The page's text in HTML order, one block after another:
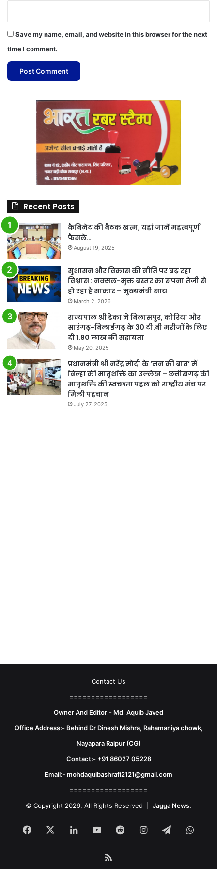
Save my name, email, and website in this browser for the next
time I comment.
Recent Posts
कैबिनेट की बैठक खत्म, यहां जानें महत्वपूर्ण
फैसले…
August 19, 2025
सुशासन और विकास की नीति पर बढ़ रहा
विश्वास : नक्सल-मुक्त बस्तर का सपना तेजी से
हो रहा है साकार – मुख्यमंत्री साय
March 2, 2026
राज्यपाल श्री डेका ने बिलासपुर, कोरिया और
सारंगढ़-बिलाईगढ़ के 30 टी.बी मरीजों के लिए
दी 1.80 लाख की सहायता
May 20, 2025
प्रधानमंत्री श्री नरेंद्र मोदी के ‘मन की बात’ में
बिल्हा की मातृशक्ति का उल्लेख – छत्तीसगढ़ की
मातृशक्ति की स्वच्छता पहल को राष्ट्रीय मंच पर
मिली पहचान
July 27, 2025
Contact Us
==================
Owner And Editor:- Md. Aquib Javed
Office Address:- Behind Dr Dinesh Mishra, Rahamaniya chowk,
Nayapara Raipur (CG)
Contact:- +91 86027 05228
Email:- mohdaquibashrafi2121@gmail.com
==================
© Copyright 2026, All Rights Reserved | Jagga News.
Facebook LinkedInYouTubeRedditInstagram
Telegram
RSS